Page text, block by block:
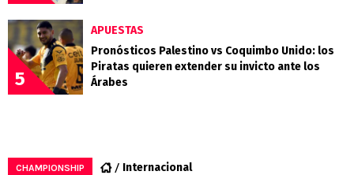
5
APUESTAS
Pronósticos Palestino vs Coquimbo Unido: los
Piratas quieren extender su invicto ante los
Árabes
CHAMPIONSHIP Internacional